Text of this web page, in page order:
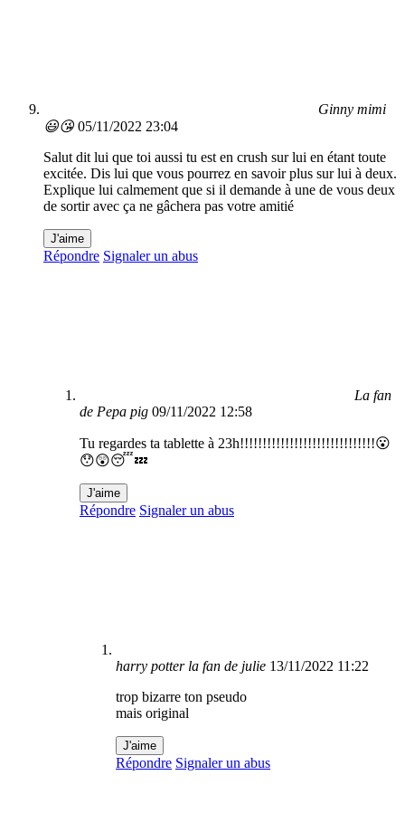
Ginny mimi
😃😘 05/11/2022 23:04
Salut dit lui que toi aussi tu est en crush sur lui en étant toute
excitée. Dis lui que vous pourrez en savoir plus sur lui à deux.
Explique lui calmement que si il demande à une de vous deux
de sortir avec ça ne gâchera pas votre amitié
J'aime
Répondre Signaler un abus
La fan
de Pepa pig 09/11/2022 12:58
Tu regardes ta tablette à 23h!!!!!!!!!!!!!!!!!!!!!!!!!!!!!!😮
😯😲😴💤
J'aime
Répondre Signaler un abus
harry potter la fan de julie 13/11/2022 11:22
trop bizarre ton pseudo
mais original
J'aime
Répondre Signaler un abus